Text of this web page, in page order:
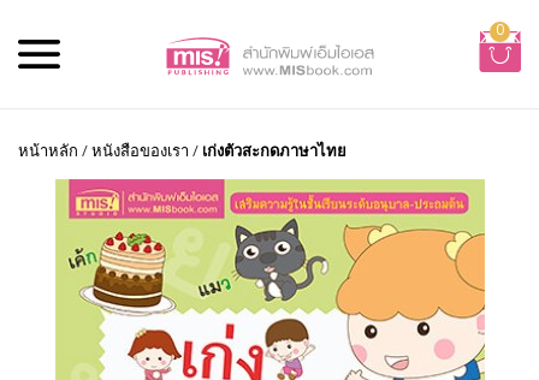
0
หน้าหลัก /หนังสือของเรา / เก่งตัวสะกดภาษาไทย